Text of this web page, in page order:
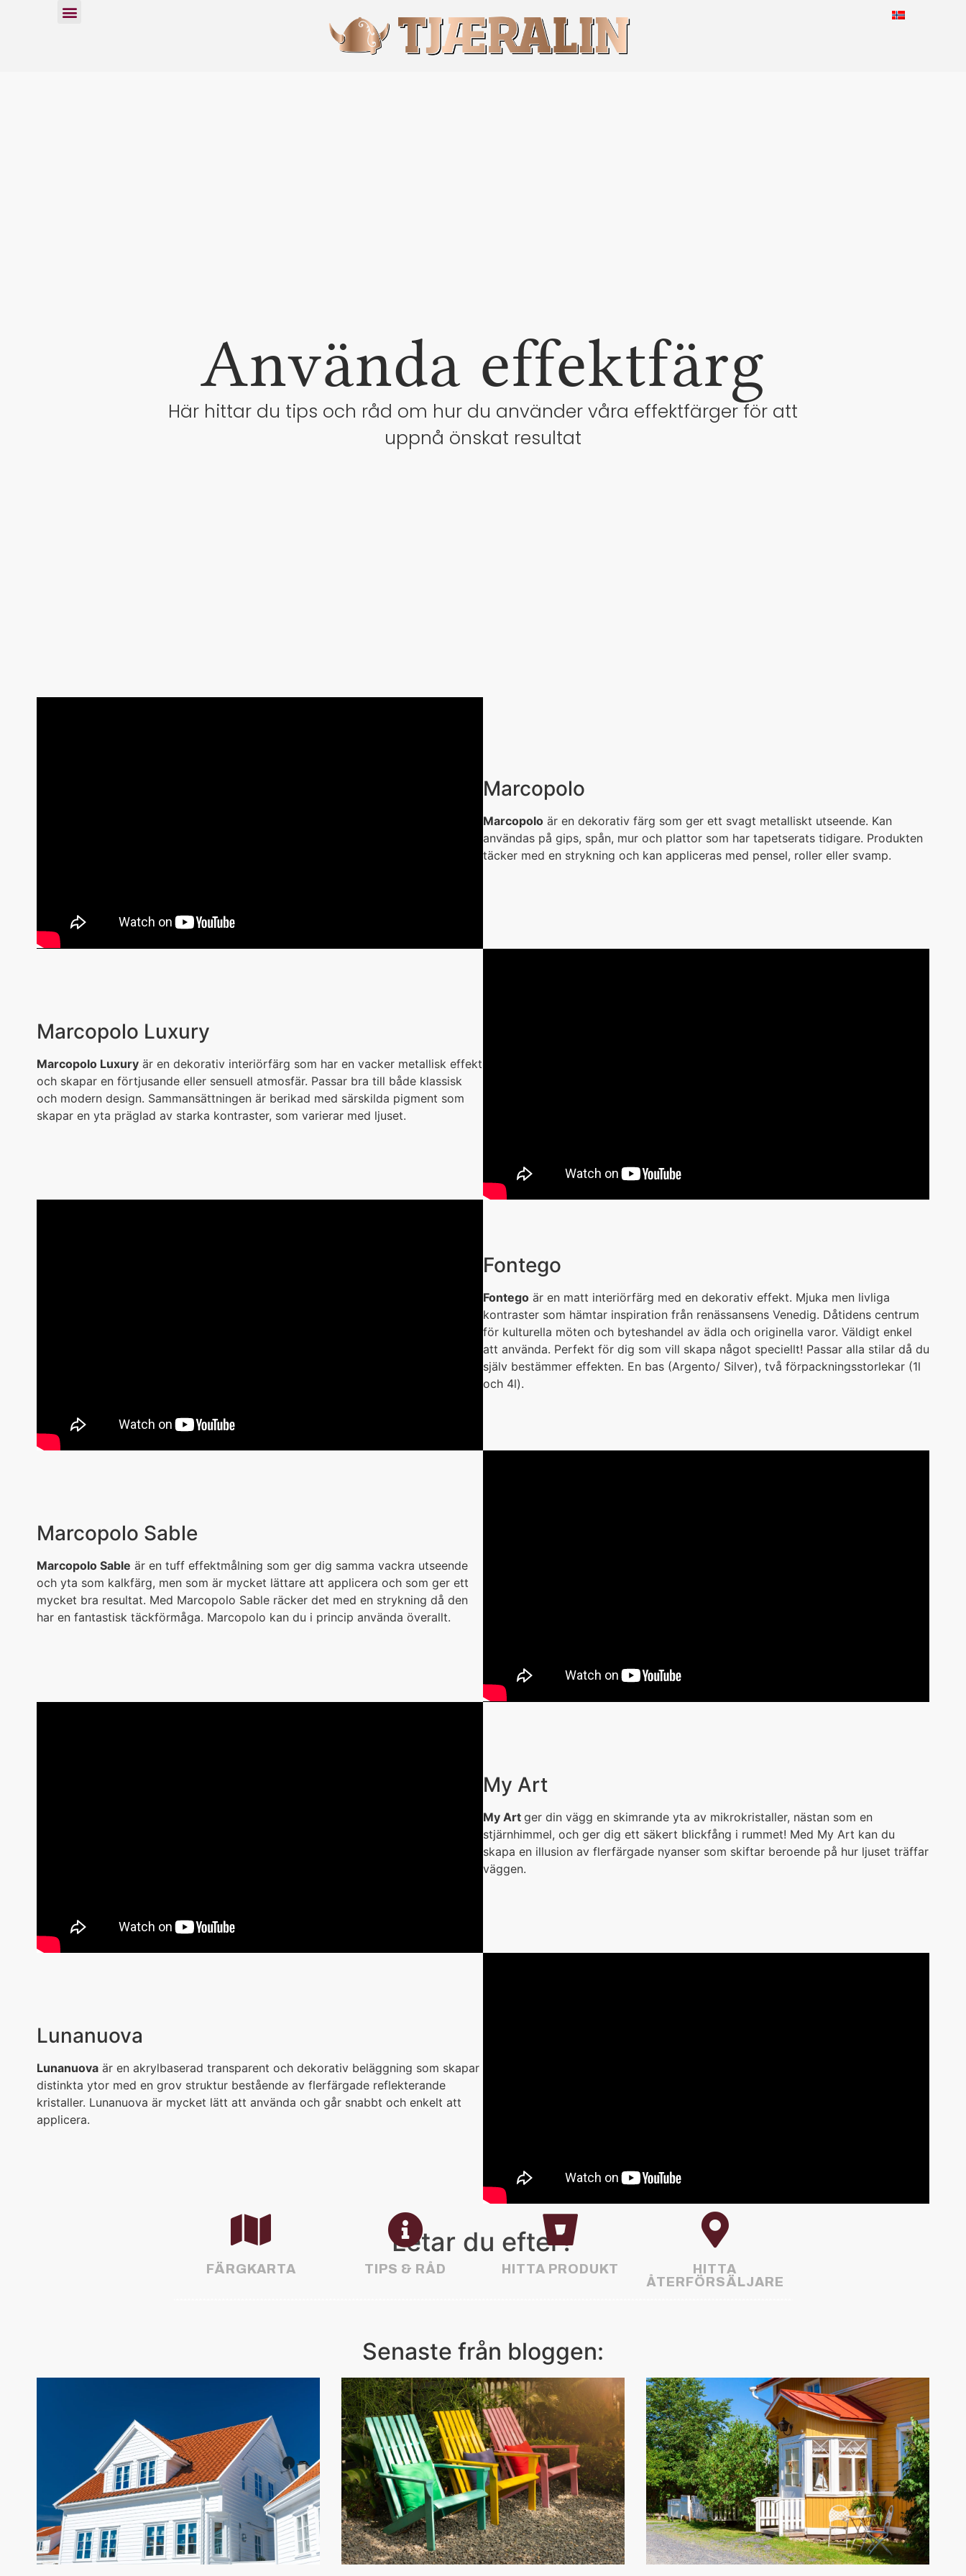
Använda effektfärg
Här hittar du tips och råd om hur du använder våra effektfärger för att
uppnå önskat resultat
Marcopolo
Marcopolo är en dekorativ färg som ger ett svagt metalliskt utseende. Kan
användas på gips, spån, mur och plattor som har tapetserats tidigare. Produkten
täcker med en strykning och kan appliceras med pensel, roller eller svamp.
Marcopolo Luxury
Marcopolo Luxury är en dekorativ interiörfärg som har en vacker metallisk effekt
och skapar en förtjusande eller sensuell atmosfär. Passar bra till både klassisk
och modern design. Sammansättningen är berikad med särskilda pigment som
skapar en yta präglad av starka kontraster, som varierar med ljuset.
Fontego
Fontego är en matt interiörfärg med en dekorativ effekt. Mjuka men livliga
kontraster som hämtar inspiration från renässansens Venedig. Dåtidens centrum
för kulturella möten och byteshandel av ädla och originella varor. Väldigt enkel
att använda. Perfekt för dig som vill skapa något speciellt! Passar alla stilar då du
själv bestämmer effekten. En bas (Argento/ Silver), två förpackningsstorlekar (1l
och 4l).
Marcopolo Sable
Marcopolo Sable är en tuff effektmålning som ger dig samma vackra utseende
och yta som kalkfärg, men som är mycket lättare att applicera och som ger ett
mycket bra resultat. Med Marcopolo Sable räcker det med en strykning då den
har en fantastisk täckförmåga. Marcopolo kan du i princip använda överallt.
My Art
My Art ger din vägg en skimrande yta av mikrokristaller, nästan som en
stjärnhimmel, och ger dig ett säkert blickfång i rummet! Med My Art kan du
skapa en illusion av flerfärgade nyanser som skiftar beroende på hur ljuset träffar
väggen.
Lunanuova
Lunanuova är en akrylbaserad transparent och dekorativ beläggning som skapar
distinkta ytor med en grov struktur bestående av flerfärgade reflekterande
kristaller. Lunanuova är mycket lätt att använda och går snabbt och enkelt att
applicera.
Letar du efter?
FÄRGKARTA TIPS & RÅD HITTA PRODUKT
HITTA
ÅTERFÖRSÄLJARE
Senaste från bloggen: